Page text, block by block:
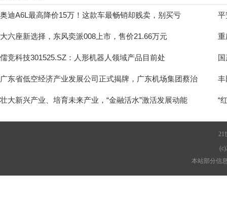
奥迪A6L最高降价15万！这款车最畅销却贱卖，别买亏 平
大六座新选择，东风奕派008上市，售价21.66万元 重
儒竞科技301525.SZ：人形机器人领域产品目前处
广东省低空经济产业发展公司正式揭牌，广东机场集团蔡治 丰
壮大新兴产业、培育未来产业，“金融活水”激活发展动能 “
21
本站部分信